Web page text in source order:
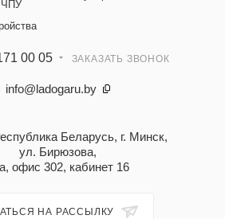
ЧПУ
00 05 ЗАКАЗАТЬ ЗВОНОК
info@ladogaru.by
Беларусь, г. Минск,
ул. Бирюзова,
офис 302, кабинет 16
НА РАССЫЛКУ